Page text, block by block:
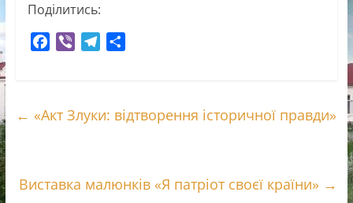
Поділитись:
b
r
g
л
с
← «Акт Злуки: відтворення історичної правди»
Виставка малюнків «Я патріот своєї країни» →